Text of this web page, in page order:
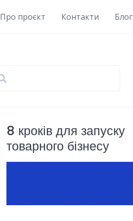
Про проєкт Контакти Блог
8 кроків для запуску
товарного бізнесу